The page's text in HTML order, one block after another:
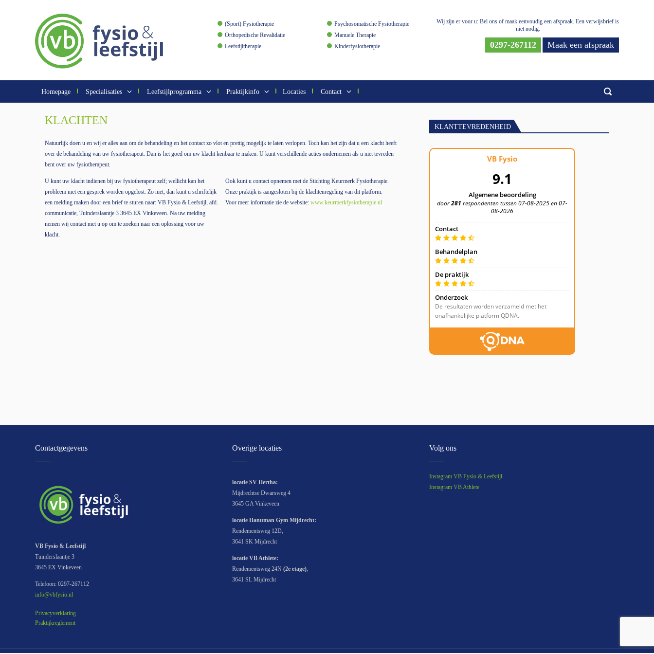
(Sport) Fysiotherapie
Psychosomatische Fysiotherapie
Orthopedische Revalidatie
Manuele Therapie
Leefstijltherapie
Kinderfysiotherapie
Wij zijn er voor u: Bel ons of maak eenvoudig een afspraak. Een verwijsbrief is
niet nodig.
0297-267112 Maak een afspraak
Homepage Specialisaties Leefstijlprogramma Praktijkinfo Locaties Contact
KLACHTEN
Natuurlijk doen u en wij er alles aan om de behandeling en het contact zo vlot en prettig mogelijk te laten verlopen. Toch kan het zijn dat u een klacht heeft
over de behandeling van uw fysiotherapeut. Dan is het goed om uw klacht kenbaar te maken. U kunt verschillende acties ondernemen als u niet tevreden
bent over uw fysiotherapeut.
U kunt uw klacht indienen bij uw fysiotherapeut zelf; wellicht kan het
probleem met een gesprek worden opgelost. Zo niet, dan kunt u schriftelijk
een melding maken door een brief te sturen naar: VB Fysio & Leefstijl, afd.
communicatie, Tuinderslaantje 3 3645 EX Vinkeveen. Na uw melding
nemen wij contact met u op om te zoeken naar een oplossing voor uw
klacht.
Ook kunt u contact opnemen met de Stichting Keurmerk Fysiotherapie.
Onze praktijk is aangesloten bij de klachtenregeling van dit platform.
Voor meer informatie zie de website: www.keurmerkfysiotherapie.nl
KLANTTEVREDENHEID
Contactgegevens
VB Fysio & Leefstijl
Tuinderslaantje 3
3645 EX Vinkeveen
Telefoon: 0297-267112
info@vbfysio.nl
Privacyverklaring
Praktijkreglement
Overige locaties
locatie SV Hertha:
Mijdrechtse Dwarsweg 4
3645 GA Vinkeveen
locatie Hanuman Gym Mijdrecht:
Rendementsweg 12D,
3641 SK Mijdrecht
locatie VB Athlete:
Rendementsweg 24N (2e etage),
3641 SL Mijdrecht
Volg ons
Instagram VB Fysio & Leefstijl
Instagram VB Athlete